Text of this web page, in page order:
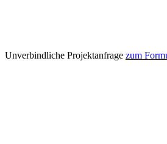
Unverbindliche Projektanfrage zum